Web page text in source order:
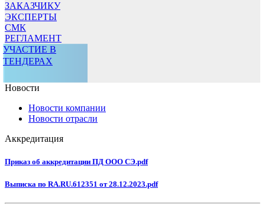
ЗАКАЗЧИКУ
ЭКСПЕРТЫ
СМК
РЕГЛАМЕНТ
УЧАСТИЕ В
ТЕНДЕРАХ
Новости
Новости компании
Новости отрасли
Аккредитация
Приказ об аккредитации ПД ООО СЭ.pdf
Выписка по RA.RU.612351 от 28.12.2023.pdf